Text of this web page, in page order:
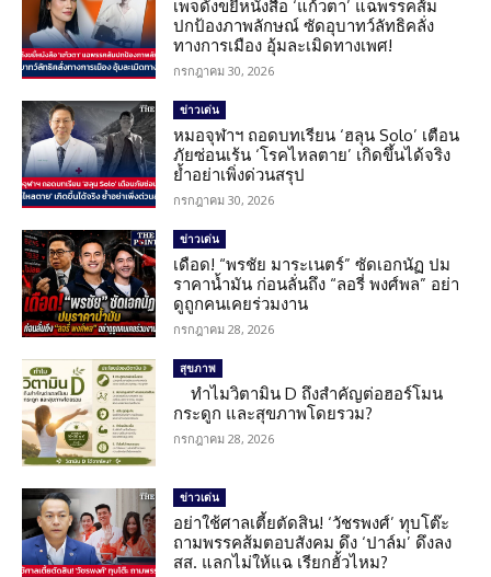
เพจดังขยี้หนังสือ ‘แก้วตา’ แฉพรรคส้ม
ปกป้องภาพลักษณ์ ซัดอุบาทว์ลัทธิคลั่ง
ทางการเมือง อุ้มละเมิดทางเพศ!
กรกฎาคม 30, 2026
ข่าวเด่น
หมอจุฬาฯ ถอดบทเรียน ‘ฮลุน Solo’ เตือน
ภัยซ่อนเร้น ‘โรคไหลตาย’ เกิดขึ้นได้จริง
ย้ำอย่าเพิ่งด่วนสรุป
กรกฎาคม 30, 2026
ข่าวเด่น
เดือด! “พรชัย มาระเนตร์” ซัดเอกนัฏ ปม
ราคาน้ำมัน ก่อนลั่นถึง “ลอรี่ พงศ์พล” อย่า
ดูถูกคนเคยร่วมงาน
กรกฎาคม 28, 2026
สุขภาพ
ทำไมวิตามิน D ถึงสำคัญต่อฮอร์โมน
กระดูก และสุขภาพโดยรวม?
กรกฎาคม 28, 2026
ข่าวเด่น
อย่าใช้ศาลเตี้ยตัดสิน! ‘วัชรพงศ์’ ทุบโต๊ะ
ถามพรรคส้มตอบสังคม ดึง ‘ปาล์ม’ ดึงลง
สส. แลกไม่ให้แฉ เรียกฮั้วไหม?